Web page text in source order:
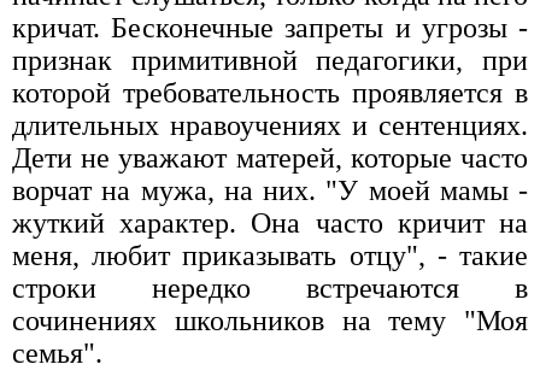
кричат. Бесконечные запреты и угрозы -
признак примитивной педагогики, при
которой требовательность проявляется в
длительных нравоучениях и сентенциях.
Дети не уважают матерей, которые часто
ворчат на мужа, на них. "У моей мамы -
жуткий характер. Она часто кричит на
меня, любит приказывать отцу", - такие
строки нередко встречаются в
сочинениях школьников на тему "Моя
семья".